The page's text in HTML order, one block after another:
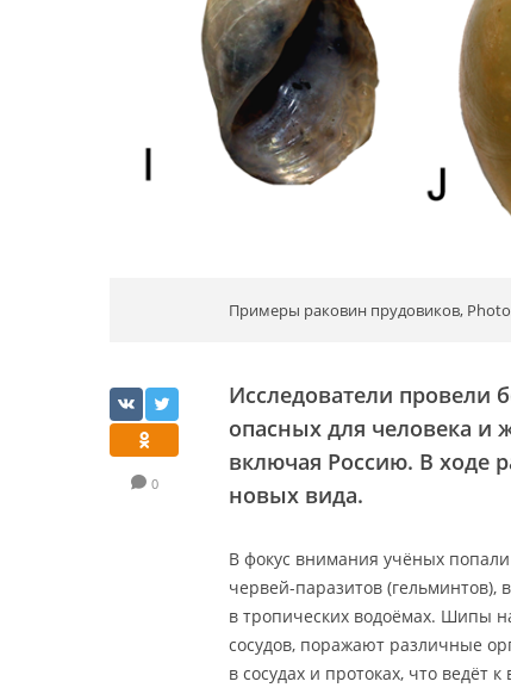
Примеры раковин прудовиков,
0
Исследователи
опасных для человека и
включая Россию. В ходе
новых вида.
В фокус внимания учёных
червей-паразитов (гельминтов),
в тропических водоёмах. Шипы
сосудов, поражают различные
в сосудах и протоках, что ведёт